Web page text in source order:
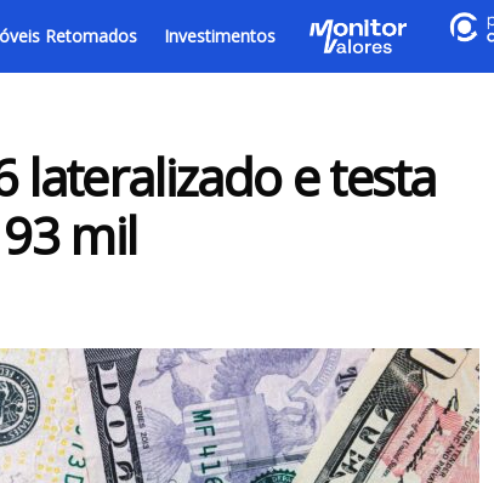
Retomados Investimentos
lateralizado e testa
mil